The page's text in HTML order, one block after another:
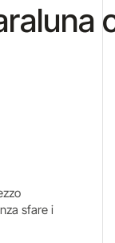
sfare i